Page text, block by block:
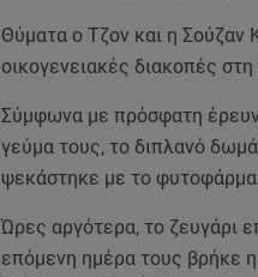
Θύματα ο Τζον και η
οικογενειακές διακοπές
Σύμφωνα με πρόσφατη
γεύμα τους, το διπλανό
ψεκάστηκε με το
Ώρες αργότερα, το ζευγάρι
επόμενη ημέρα τους βρήκε